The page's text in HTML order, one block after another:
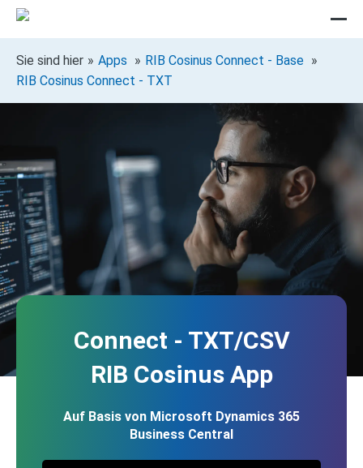
Sie sind hier Apps
RIB Cosinus Connect - Base
RIB Cosinus Connect - TXT
Connect - TXT/CSV
RIB Cosinus App
Auf Basis von Microsoft Dynamics 365
Business Central